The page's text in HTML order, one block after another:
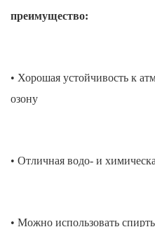
преимущество:
• Хорошая устойчивость к
озону
• Отличная водо- и
• Можно использовать